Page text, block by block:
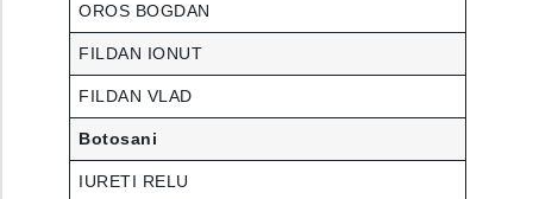
OROS BOGDAN
FILDAN IONUT
FILDAN VLAD
Botosani
IURETI RELU